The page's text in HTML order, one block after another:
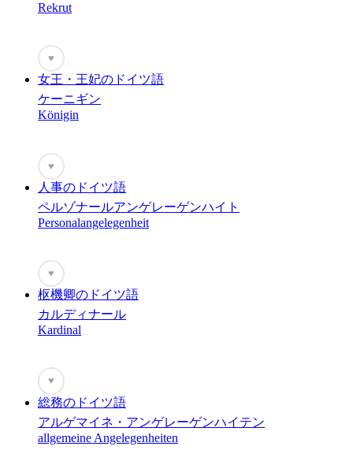
Rekrut
♥
女王・王妃のドイツ語
ケーニギン
Königin
♥
人事のドイツ語
ペルゾナールアンゲレーゲンハイト
Personalangelegenheit
♥
枢機卿のドイツ語
カルディナール
Kardinal
♥
総務のドイツ語
アルゲマイネ・アンゲレーゲンハイテン
allgemeine Angelegenheiten